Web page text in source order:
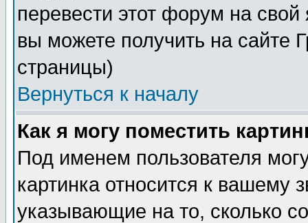
перевести этот форум на
вы можете получить на сайте
страницы)
Вернуться к началу
Как я могу поместить
Под именем пользователя
картинка относится к вашему
указывающие на то, сколько